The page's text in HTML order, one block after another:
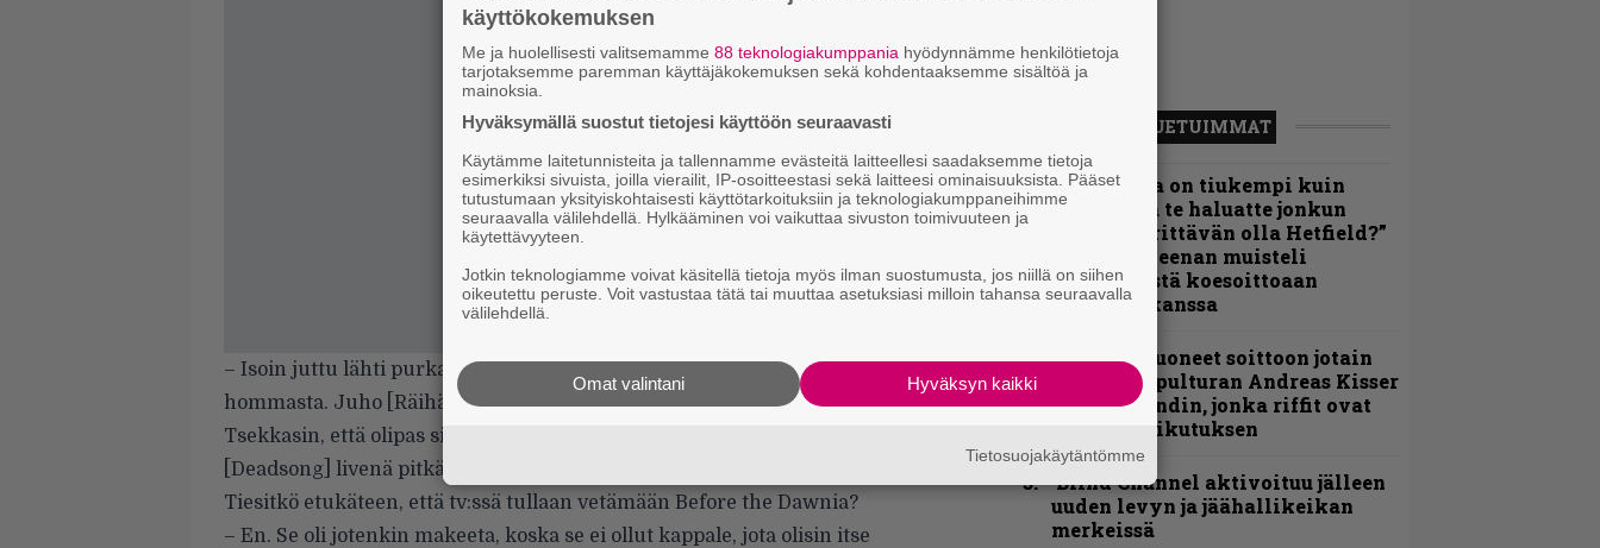
– Isoin juttu lähti purkautumaan Paavon [Laapotti] Voice of Finland -
hommasta. Juho [Räihä, kitara] laittoi mulle viestin: ”Laitas telkkari auki!”
Tsekkasin, että olipas siisti veto, eikä kumpikaan meistä ollut kuullut sitä biisiä
[Deadsong] livenä pitkään aikaan – saatikka sitten, että olisi itse soitettu sitä.
Tiesitkö etukäteen, että tv:ssä tullaan vetämään Before the Dawnia?
– En. Se oli jotenkin makeeta, koska se ei ollut kappale, jota olisin itse
LUETUIMMAT
”Metallica on tiukempi kuin
koskaan ja te haluatte jonkun
nulikan yrittävän olla Hetfield?”
– Pepper Keenan muisteli
ensimmäistä koesoittoaan
hevijätin kanssa
”He ovat tuoneet soittoon jotain
uutta” – Sepulturan Andreas Kisser
nimeää bändin, jonka riffit ovat
tehneet vaikutuksen
Blind Channel aktivoituu jälleen
uuden levyn ja jäähallikeikan
merkeissä
käyttökokemuksen
Me ja huolellisesti valitsemamme 88 teknologiakumppania hyödynnämme henkilötietoja
tarjotaksemme paremman käyttäjäkokemuksen sekä kohdentaaksemme sisältöä ja
mainoksia.
Hyväksymällä suostut tietojesi käyttöön seuraavasti
Käytämme laitetunnisteita ja tallennamme evästeitä laitteellesi saadaksemme tietoja
esimerkiksi sivuista, joilla vierailit, IP-osoitteestasi sekä laitteesi ominaisuuksista. Pääset
tutustumaan yksityiskohtaisesti käyttötarkoituksiin ja teknologiakumppaneihimme
seuraavalla välilehdellä. Hylkääminen voi vaikuttaa sivuston toimivuuteen ja
käytettävyyteen.
Jotkin teknologiamme voivat käsitellä tietoja myös ilman suostumusta, jos niillä on siihen
oikeutettu peruste. Voit vastustaa tätä tai muuttaa asetuksiasi milloin tahansa seuraavalla
välilehdellä.
Hyväksyn kaikki
Omat valintani
Tietosuojakäytäntömme